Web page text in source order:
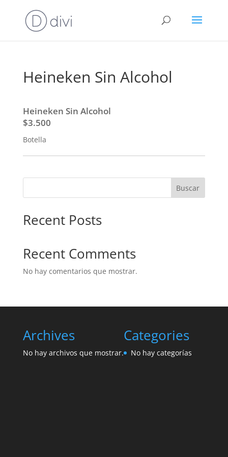
Heineken Sin Alcohol
Heineken Sin Alcohol
$3.500
Botella
Buscar
Recent Posts
Recent Comments
No hay comentarios que mostrar.
Archives
No hay archivos que mostrar.
Categories
No hay categorías